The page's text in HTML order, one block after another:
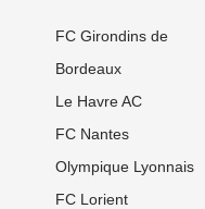
FC Girondins de
Bordeaux
Le Havre AC
FC Nantes
Olympique Lyonnais
FC Lorient